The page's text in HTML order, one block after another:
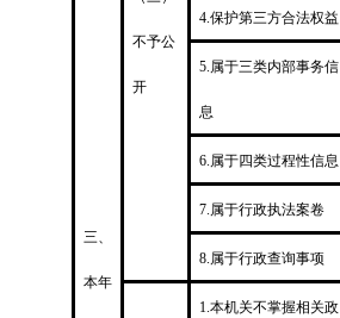
三、
本年
不予公
开
4.保护第三方合法权益
5.属于三类内部事务信
息
6.属于四类过程性信息
7.属于行政执法案卷
8.属于行政查询事项
1.本机关不掌握相关政